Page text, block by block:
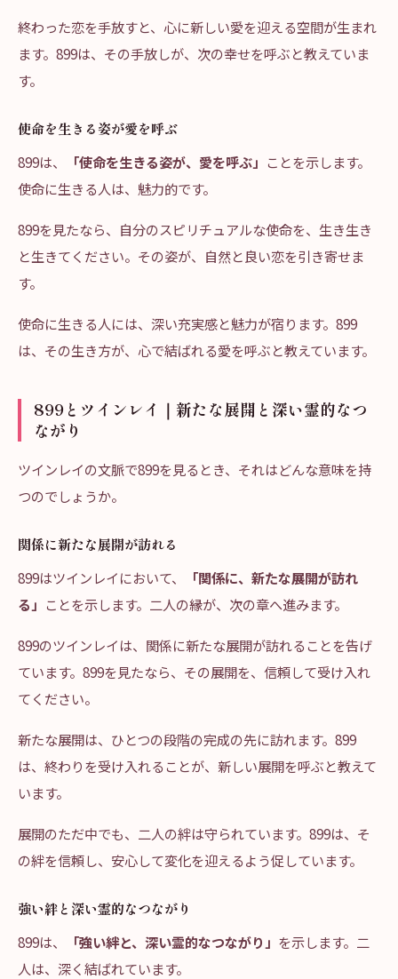
終わった恋を手放すと、心に新しい愛を迎える空間が生まれ
ます。899は、その手放しが、次の幸せを呼ぶと教えていま
す。
使命を生きる姿が愛を呼ぶ
899は、
「使命を生きる姿が、愛を呼ぶ」 ことを示します。
使命に生きる人は、魅力的です。
899を見たなら、自分のスピリチュアルな使命を、生き生き
と生きてください。その姿が、自然と良い恋を引き寄せま
す。
使命に生きる人には、深い充実感と魅力が宿ります。899
は、その生き方が、心で結ばれる愛を呼ぶと教えています。
899とツインレイ｜新たな展開と深い霊的なつ
ながり
ツインレイの文脈で899を見るとき、それはどんな意味を持
つのでしょうか。
関係に新たな展開が訪れる
899はツインレイにおいて、
「関係に、新たな展開が訪れ
る」 ことを示します。二人の縁が、次の章へ進みます。
899のツインレイは、関係に新たな展開が訪れることを告げ
ています。899を見たなら、その展開を、信頼して受け入れ
てください。
新たな展開は、ひとつの段階の完成の先に訪れます。899
は、終わりを受け入れることが、新しい展開を呼ぶと教えて
います。
展開のただ中でも、二人の絆は守られています。899は、そ
の絆を信頼し、安心して変化を迎えるよう促しています。
強い絆と深い霊的なつながり
899は、
「強い絆と、深い霊的なつながり」 を示します。二
人は、深く結ばれています。